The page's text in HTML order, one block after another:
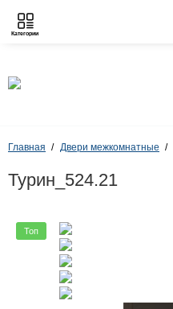
Категории
Главная Двери межкомнатные
Турин_524.21
Топ